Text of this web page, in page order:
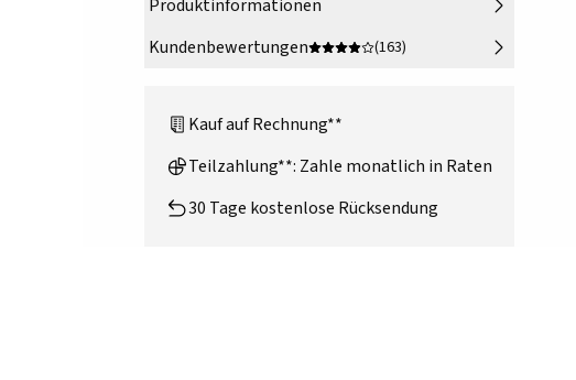
Produktinformationen
Kundenbewertungen
(163)
Kauf auf Rechnung**
Teilzahlung**: Zahle monatlich in Raten
30 Tage kostenlose Rücksendung